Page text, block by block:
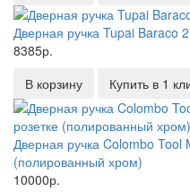
Дверная ручка Tupai Baraco
8385р.
В корзину
Купить в 1
Дверная ручка Colombo Tool
(полированный хром)
10000р.